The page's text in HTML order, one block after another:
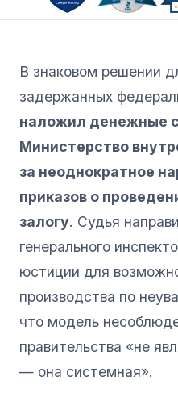
В знаковом решении
задержанных
наложил денежные
Министерство
за неоднократное
приказов о
залогу. Судья
генерального
юстиции для
производства по
что модель
правительства «не
— она системная».